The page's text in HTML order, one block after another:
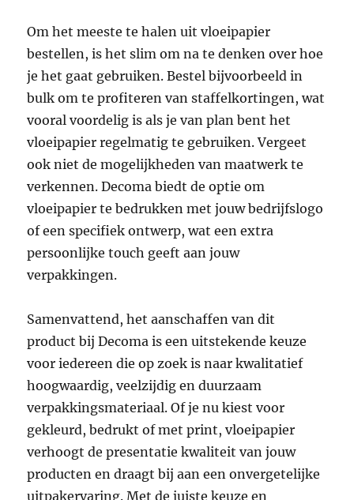
Om het meeste te halen uit vloeipapier
bestellen, is het slim om na te denken over hoe
je het gaat gebruiken. Bestel bijvoorbeeld in
bulk om te profiteren van staffelkortingen, wat
vooral voordelig is als je van plan bent het
vloeipapier regelmatig te gebruiken. Vergeet
ook niet de mogelijkheden van maatwerk te
verkennen. Decoma biedt de optie om
vloeipapier te bedrukken met jouw bedrijfslogo
of een specifiek ontwerp, wat een extra
persoonlijke touch geeft aan jouw
verpakkingen.
Samenvattend, het aanschaffen van dit
product bij Decoma is een uitstekende keuze
voor iedereen die op zoek is naar kwalitatief
hoogwaardig, veelzijdig en duurzaam
verpakkingsmateriaal. Of je nu kiest voor
gekleurd, bedrukt of met print, vloeipapier
verhoogt de presentatie kwaliteit van jouw
producten en draagt bij aan een onvergetelijke
uitpakervaring. Met de juiste keuze en